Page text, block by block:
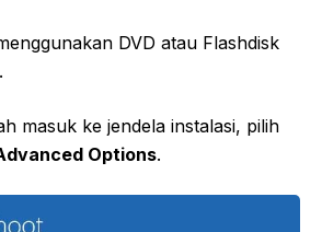
DVD atau Flashdisk
masuk ke jendela instalasi, pilih
Options.